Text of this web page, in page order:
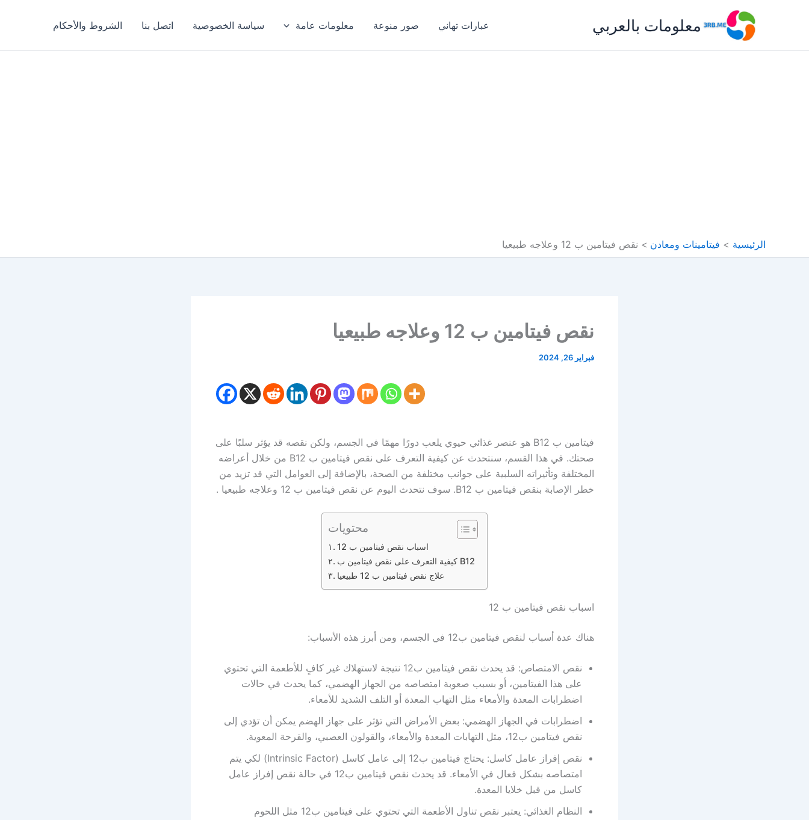
معلومات بالعربي عبارات تهاني صور منوعة معلومات عامة سياسة الخصوصية اتصل بنا الشروط والأحكام
الرئيسية فيتامينات ومعادن نقص فيتامين ب 12 وعلاجه طبيعيا
نقص فيتامين ب 12 وعلاجه طبيعيا
فبراير 26, 2024
فيتامين ب B12 هو عنصر غذائي حيوي يلعب دورًا مهمًا في الجسم، ولكن نقصه قد يؤثر سلبًا على
صحتك. في هذا القسم، سنتحدث عن كيفية التعرف على نقص فيتامين ب B12 من خلال أعراضه
المختلفة وتأثيراته السلبية على جوانب مختلفة من الصحة، بالإضافة إلى العوامل التي قد تزيد من
خطر الإصابة بنقص فيتامين ب B12. سوف نتحدث اليوم عن نقص فيتامين ب 12 وعلاجه طبيعيا .
محتويات
اسباب نقص فيتامين ب 12
كيفية التعرف على نقص فيتامين ب B12
علاج نقص فيتامين ب 12 طبيعيا
اسباب نقص فيتامين ب 12
هناك عدة أسباب لنقص فيتامين ب12 في الجسم، ومن أبرز هذه الأسباب:
نقص الامتصاص: قد يحدث نقص فيتامين ب12 نتيجة لاستهلاك غير كافٍ للأطعمة التي تحتوي
على هذا الفيتامين، أو بسبب صعوبة امتصاصه من الجهاز الهضمي، كما يحدث في حالات
اضطرابات المعدة والأمعاء مثل التهاب المعدة أو التلف الشديد للأمعاء.
اضطرابات في الجهاز الهضمي: بعض الأمراض التي تؤثر على جهاز الهضم يمكن أن تؤدي إلى
نقص فيتامين ب12، مثل التهابات المعدة والأمعاء، والقولون العصبي، والقرحة المعوية.
نقص إفراز عامل كاسل: يحتاج فيتامين ب12 إلى عامل كاسل (Intrinsic Factor) لكي يتم
امتصاصه بشكل فعال في الأمعاء. قد يحدث نقص فيتامين ب12 في حالة نقص إفراز عامل
كاسل من قبل خلايا المعدة.
النظام الغذائي: يعتبر نقص تناول الأطعمة التي تحتوي على فيتامين ب12 مثل اللحوم